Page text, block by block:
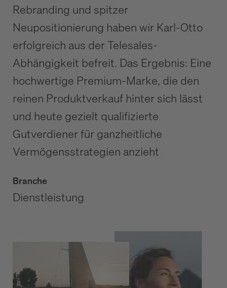
Rebranding und spitzer
Neupositionierung haben wir Karl-Otto
erfolgreich aus der Telesales-
Abhängigkeit befreit. Das Ergebnis: Eine
hochwertige Premium-Marke, die den
reinen Produktverkauf hinter sich lässt
und heute gezielt qualifizierte
Gutverdiener für ganzheitliche
Vermögensstrategien anzieht
Branche
Dienstleistung